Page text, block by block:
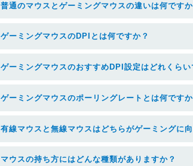
普通のマウスとゲーミングマウスの違いは何ですか
ゲーミングマウスのDPIとは何ですか？
ゲーミングマウスのおすすめDPI設定はどれくらい
ゲーミングマウスのポーリングレートとは何ですか
有線マウスと無線マウスはどちらがゲーミングに
マウスの持ち方にはどんな種類がありますか？